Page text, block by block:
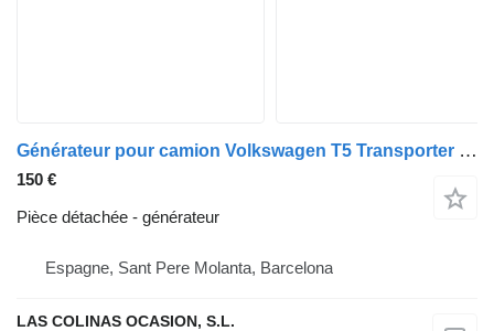
Générateur pour camion Volkswagen T5 Transporter Furgón/Combi (7H)(04.2003->)
150 €
Pièce détachée - générateur
Espagne, Sant Pere Molanta, Barcelona
LAS COLINAS OCASION, S.L.